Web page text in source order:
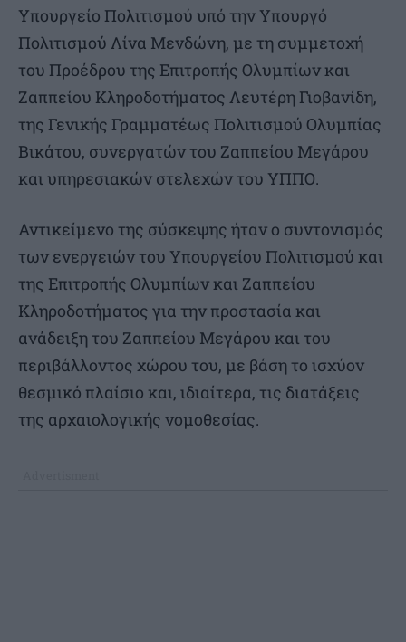
Υπουργείο Πολιτισμού υπό την Υπουργό
Πολιτισμού Λίνα Μενδώνη, με τη συμμετοχή
του Προέδρου της Επιτροπής Ολυμπίων και
Ζαππείου Κληροδοτήματος Λευτέρη Γιοβανίδη,
της Γενικής Γραμματέως Πολιτισμού Ολυμπίας
Βικάτου, συνεργατών του Ζαππείου Μεγάρου
και υπηρεσιακών στελεχών του ΥΠΠΟ.
Αντικείμενο της σύσκεψης ήταν ο συντονισμός
των ενεργειών του Υπουργείου Πολιτισμού και
της Επιτροπής Ολυμπίων και Ζαππείου
Κληροδοτήματος για την προστασία και
ανάδειξη του Ζαππείου Μεγάρου και του
περιβάλλοντος χώρου του, με βάση το ισχύον
θεσμικό πλαίσιο και, ιδιαίτερα, τις διατάξεις
της αρχαιολογικής νομοθεσίας.